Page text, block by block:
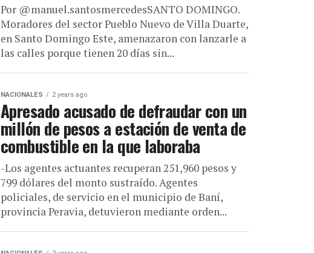
Por @manuel.santosmercedesSANTO DOMINGO.
Moradores del sector Pueblo Nuevo de Villa Duarte,
en Santo Domingo Este, amenazaron con lanzarle a
las calles porque tienen 20 días sin...
NACIONALES 2 years ago
Apresado acusado de defraudar con un
millón de pesos a estación de venta de
combustible en la que laboraba
-Los agentes actuantes recuperan 251,960 pesos y
799 dólares del monto sustraído. Agentes
policiales, de servicio en el municipio de Baní,
provincia Peravia, detuvieron mediante orden...